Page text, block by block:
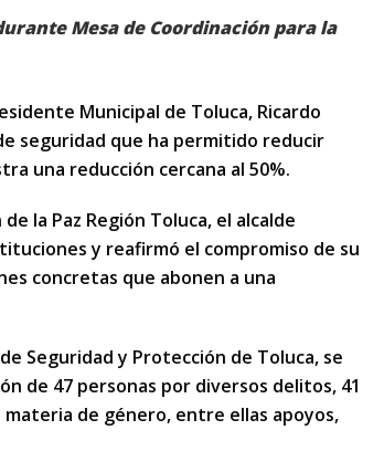
Mesa de Coordinación para la
Municipal de Toluca, Ricardo
seguridad que ha permitido reducir
una reducción cercana al 50%.
la Paz Región Toluca, el alcalde
y reafirmó el compromiso de su
concretas que abonen a una
Seguridad y Protección de Toluca, se
de 47 personas por diversos delitos, 41
de género, entre ellas apoyos,